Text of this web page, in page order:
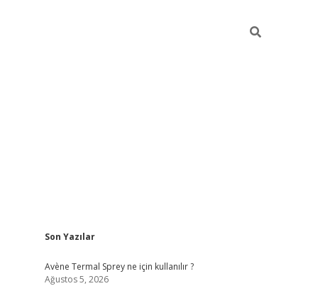
Sidebar
Son Yazılar
Avène Termal Sprey ne için kullanılır ?
Ağustos 5, 2026